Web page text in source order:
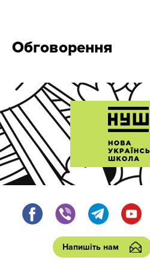
Обговорення
Напишіть нам